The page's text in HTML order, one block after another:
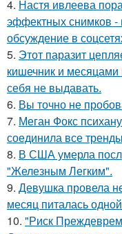
4. Настя ивлеева
эффектных снимков -
обсуждение в
5. Этот паразит
кишечник и месяцами
себя не выдавать.
6. Вы точно не
7. Меган Фокс
соединила все
8. В США умерла
"Железным Легким".
9. Девушка провела
месяц питалась
10. "Риск